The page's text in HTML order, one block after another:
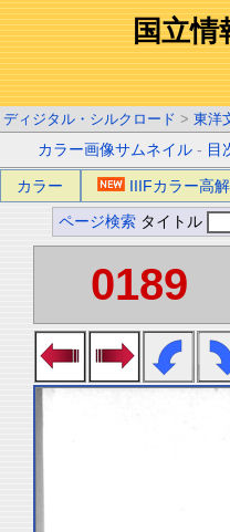
国立情
ディジタル・シルクロード > 東洋
カラー画像サムネイル - 目
カラー IIIFカラー高
ページ検索 タイトル
0189